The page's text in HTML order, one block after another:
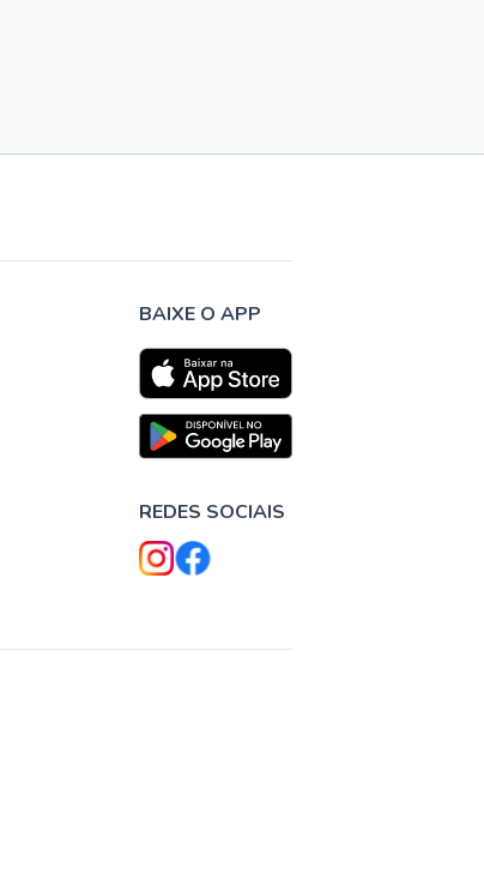
BAIXE O APP
REDES SOCIAIS